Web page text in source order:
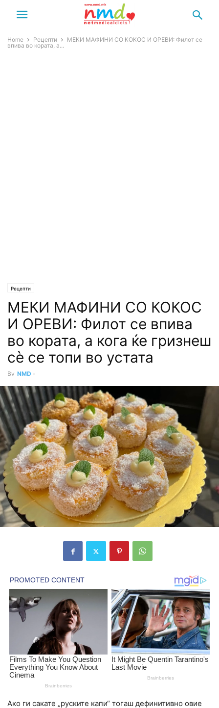
Home Рецепти
МЕКИ МАФИНИ СО КОКОС И ОРЕВИ: Филот се
впива во кората, а...
Рецепти
МЕКИ МАФИНИ СО КОКОС
И ОРЕВИ: Филот се впива
во кората, а кога ќе гризнеш
сè се топи во устата
By NMD -
Ако ги сакате „pycките капи“ тогаш дефинитивно овие